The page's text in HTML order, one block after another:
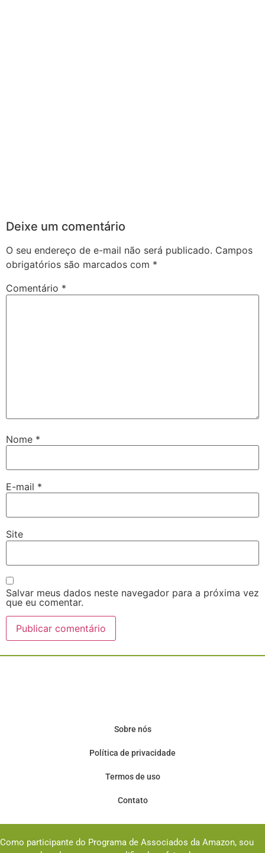
Deixe um comentário
O seu endereço de e-mail não será publicado. Campos
obrigatórios são marcados com *
Comentário *
Nome *
E-mail *
Site
Salvar meus dados neste navegador para a próxima vez
que eu comentar.
Sobre nós
Política de privacidade
Termos de uso
Contato
Como participante do Programa de Associados da Amazon, sou